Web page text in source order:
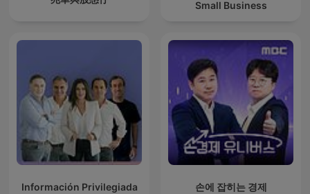
Small Business
Información Privilegiada 손에 잡히는 경제